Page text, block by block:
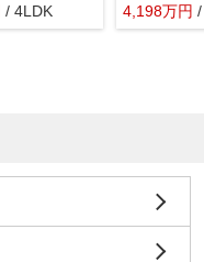
/ 4LDK 4,198万円